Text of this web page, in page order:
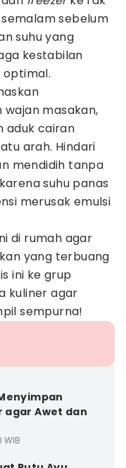
sebelum
suhu yang
kestabilan
optimal.
wajan masakan,
aduk cairan
arah. Hindari
mendidih tanpa
suhu panas
merusak emulsi
di rumah agar
yang terbuang
ini ke grup
kuliner agar
sempurna!
agar Awet dan
WIB